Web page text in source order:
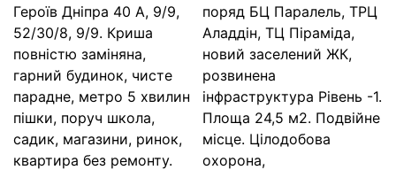
Героїв Дніпра 40 A, 9/9,
52/30/8, 9/9. Криша
повністю заміняна,
гарний будинок, чисте
парадне, метро 5 хвилин
пішки, поруч школа,
садик, магазини, ринок,
квартира без ремонту.
поряд БЦ Паралель, ТРЦ
Аладдін, ТЦ Піраміда,
новий заселений ЖК,
розвинена
інфраструктура Рівень -1.
Площа 24,5 м2. Подвійне
місце. Цілодобова
охорона,